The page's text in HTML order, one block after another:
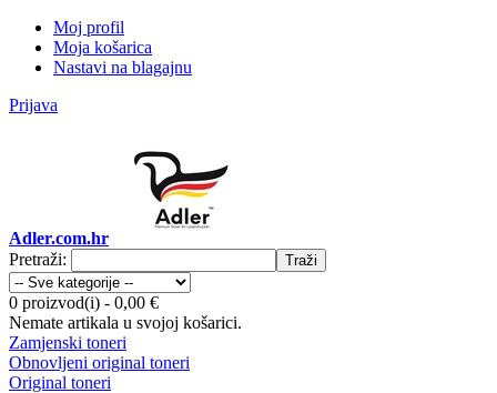
Moj profil
Moja košarica
Nastavi na blagajnu
Prijava
Adler.com.hr
Pretraži:
Traži
0 proizvod(i) - 0,00 €
Nemate artikala u svojoj košarici.
Zamjenski toneri
Obnovljeni original toneri
Original toneri